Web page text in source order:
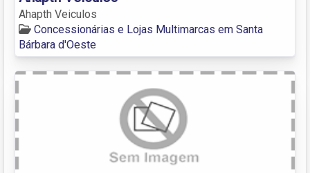
Ahapth Veiculos
Concessionárias e Lojas Multimarcas em Santa
Bárbara d'Oeste